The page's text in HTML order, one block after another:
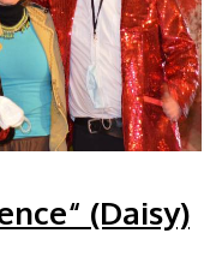
(Daisy)